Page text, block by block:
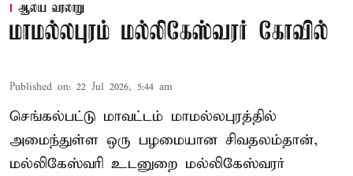
ஆலய வரலாறு
மாமல்லபுரம் மல்லிகேஸ்வரர் கோவில்
Published on: 22 Jul 2026, 5:44 am
செங்கல்பட்டு மாவட்டம் மாமல்லபுரத்தில்
அமைந்துள்ள ஒரு பழமையான சிவதலம்தான்,
மல்லிகேஸ்வரி உடனுறை மல்லிகேஸ்வரர்